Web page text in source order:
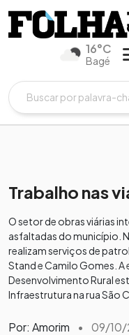
16°C
Bagé
Trabalho nas
O setor de obras viárias
asfaltadas do município.
realizam serviços de
Stand e Camilo Gomes. A
Desenvolvimento Rural
Infraestrutura na rua São
Por: Amorim • 09/